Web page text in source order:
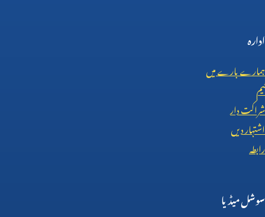
ادارہ
ہمارے بارے میں
ٹیم
شراکت دار
اشتہار دیں
رابطہ
سوشل میڈیا